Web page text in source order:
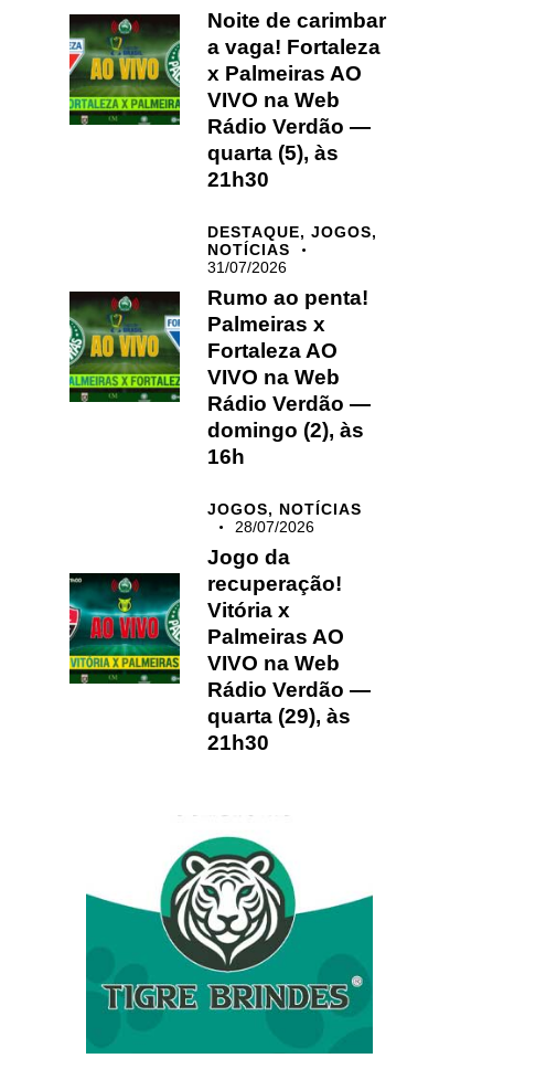
Noite de carimbar
a vaga! Fortaleza
x Palmeiras AO
VIVO na Web
Rádio Verdão —
quarta (5), às
21h30
DESTAQUE,JOGOS,
NOTÍCIAS
31/07/2026
Rumo ao penta!
Palmeiras x
Fortaleza AO
VIVO na Web
Rádio Verdão —
domingo (2), às
16h
JOGOS, NOTÍCIAS
28/07/2026
Jogo da
recuperação!
Vitória x
Palmeiras AO
VIVO na Web
Rádio Verdão —
quarta (29), às
21h30